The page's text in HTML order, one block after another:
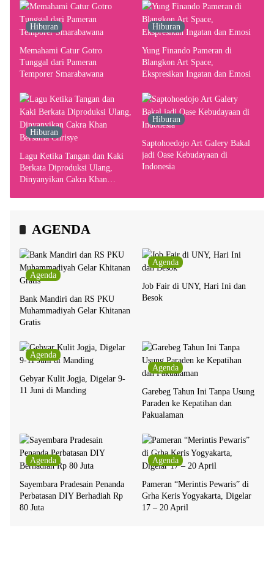
Hiburan
Memahami Catur Gotro
Tunggal dari Pameran
Temporer Smarabawana
Hiburan
Yung Finando Pameran di
Blangkon Art Space,
Ekspresikan Ingatan dan Emosi
Hiburan
Lagu Ketika Tangan dan Kaki
Berkata Diproduksi Ulang,
Dinyanyikan Cakra Khan
Hiburan
Saptohoedojo Art Galery Bakal
jadi Oase Kebudayaan di
Indonesia
AGENDA
Agenda
Bank Mandiri dan RS PKU
Muhammadiyah Gelar Khitanan
Gratis
Agenda
Job Fair di UNY, Hari Ini dan
Besok
Agenda
Gebyar Kulit Jogja, Digelar 9-
11 Juni di Manding
Agenda
Garebeg Tahun Ini Tanpa Usung
Paraden ke Kepatihan dan
Pakualaman
Agenda
Sayembara Pradesain Penanda
Perbatasan DIY Berhadiah Rp
80 Juta
Agenda
Pameran “Merintis Pewaris” di
Grha Keris Yogyakarta, Digelar
17 – 20 April